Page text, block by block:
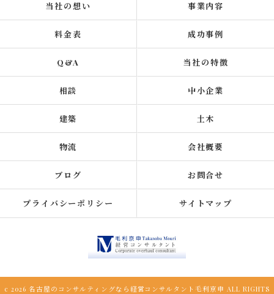
当社の想い 事業内容
料金表 成功事例
Q&A 当社の特徴
相談 中小企業
建築 土木
物流 会社概要
ブログ お問合せ
プライバシーポリシー サイトマップ
c 2026 名古屋のコンサルティングなら経営コンサルタント毛利京申 ALL RIGHTS